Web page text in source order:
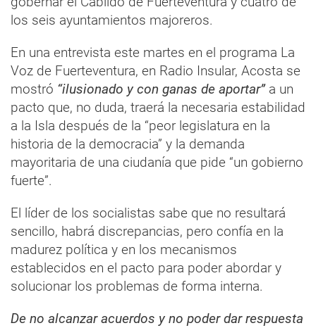
los seis ayuntamientos majoreros.
En una entrevista este martes en el programa La
Voz de Fuerteventura, en Radio Insular, Acosta se
mostró “ilusionado y con ganas de aportar” a un
pacto que, no duda, traerá la necesaria estabilidad
a la Isla después de la “peor legislatura en la
historia de la democracia” y la demanda
mayoritaria de una ciudanía que pide “un gobierno
fuerte”.
El líder de los socialistas sabe que no resultará
sencillo, habrá discrepancias, pero confía en la
madurez política y en los mecanismos
establecidos en el pacto para poder abordar y
solucionar los problemas de forma interna.
De no alcanzar acuerdos y no poder dar respuesta